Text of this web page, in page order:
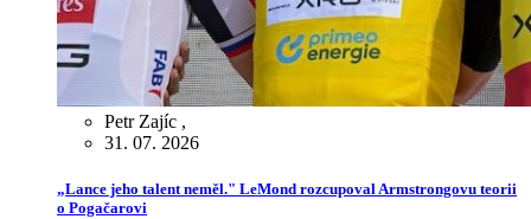
Petr Zajíc ,
31. 07. 2026
„Lance jeho talent neměl." LeMond rozcupoval Armstrongovu teorii
o Pogačarovi